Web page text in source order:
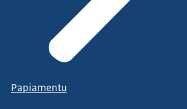
Papiamentu